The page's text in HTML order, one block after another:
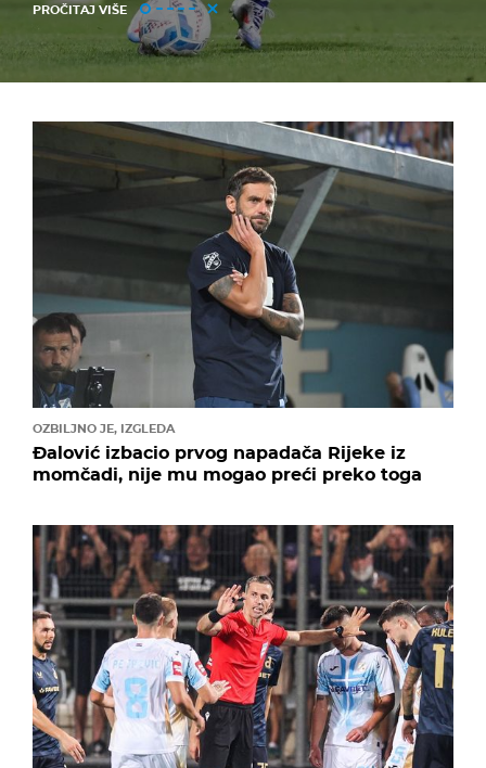
PROČITAJ VIŠE
OZBILJNO JE, IZGLEDA
Đalović izbacio prvog napadača Rijeke iz
momčadi, nije mu mogao preći preko toga